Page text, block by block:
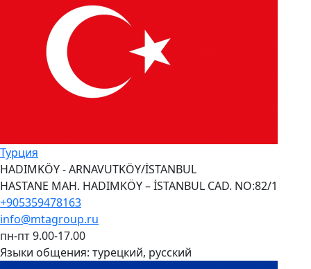
Турция
HADIMKÖY - ARNAVUTKÖY/İSTANBUL
HASTANE MAH. HADIMKÖY – İSTANBUL CAD. NO:82/1
+905359478163
info@mtagroup.ru
пн-пт 9.00-17.00
Языки общения: турецкий, русский